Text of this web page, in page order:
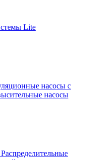
Lite
насосы с
насосы
Распределительные